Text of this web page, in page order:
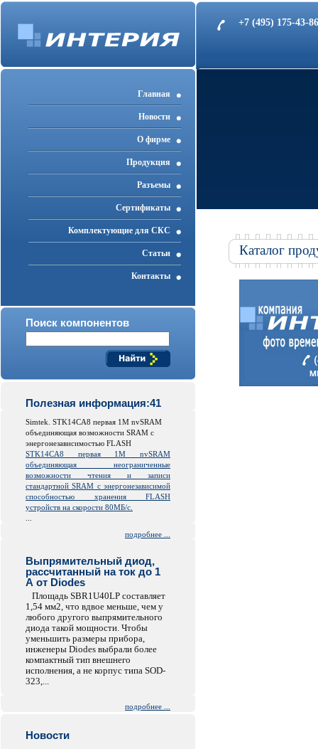
+7 (495) 175-43-
Главная
Новости
О фирме
Продукция
Разъемы
Cертификаты
Комплектующие для СКС
Статьи
Контакты
Поиск компонентов
Полезная информация:41
Simtek. STK14CA8 первая 1M nvSRAM
объединяющая возможности SRAM с
энергонезависимостью FLASH
STK14CA8 первая 1M nvSRAM
объединяющая неограниченные
возможности чтения и записи
стандартной SRAM с энергонезависимой
способностью хранения FLASH
устройств на скорости 80МБ/с.
подробнее ...
Выпрямительный диод,
рассчитанный на ток до 1
А от Diodes
Площадь SBR1U40LP составляет
1,54 мм2, что вдвое меньше, чем у
любого другого выпрямительного
диода такой мощности. Чтобы
уменьшить размеры прибора,
инженеры Diodes выбрали более
компактный тип внешнего
исполнения, а не корпус типа SOD-
323,...
подробнее ...
Новости
Каталог